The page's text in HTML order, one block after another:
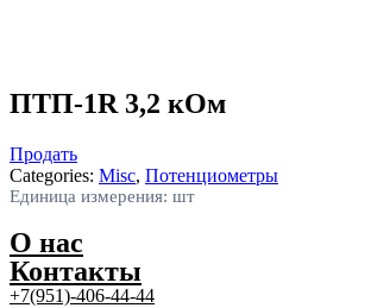
ПТП-1R 3,2 кОм
Продать
Categories: Misc, Потенциометры
Единица измерения: шт
О нас
Контакты
+7(951)-406-44-44